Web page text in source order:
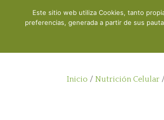
Inicio /Nutrición Celular
Este sitio web utiliza Cookies, tanto
preferencias, generada a partir de sus